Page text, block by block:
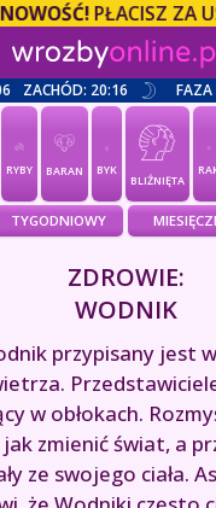
PŁACISZ ZA
ZACHÓD: 20:16 FAZA
RYBY BARAN BYK
BLIŹNIĘTA
TYGODNIOWY
ZDROWIE:
WODNIK
przypisany jest
w obłokach.
zmienić świat, a
ze swojego ciała.